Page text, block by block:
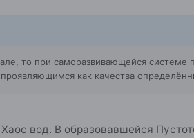
то при саморазвивающейся системе
как качества
вод. В образовавшейся